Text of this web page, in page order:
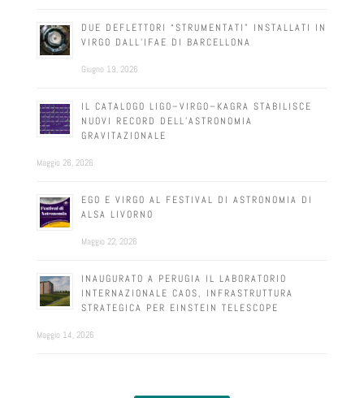
DUE DEFLETTORI “STRUMENTATI” INSTALLATI IN
VIRGO DALL’IFAE DI BARCELLONA
Giugno 19, 2026
IL CATALOGO LIGO–VIRGO–KAGRA STABILISCE
NUOVI RECORD DELL’ASTRONOMIA
GRAVITAZIONALE
Maggio 26, 2026
EGO E VIRGO AL FESTIVAL DI ASTRONOMIA DI
ALSA LIVORNO
Maggio 22, 2026
INAUGURATO A PERUGIA IL LABORATORIO
INTERNAZIONALE CAOS, INFRASTRUTTURA
STRATEGICA PER EINSTEIN TELESCOPE
Maggio 14, 2026